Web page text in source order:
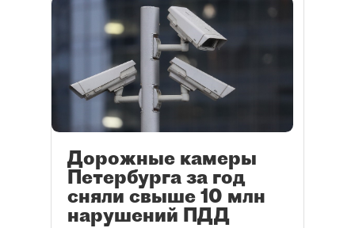
Дорожные камеры
Петербурга за год
сняли свыше 10 млн
нарушений ПДД